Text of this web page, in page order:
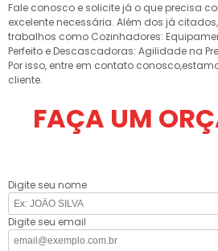
Fale conosco e solicite já o que precisa
excelente necessária. Além dos já
trabalhos como Cozinhadores:
Perfeito e Descascadoras: Agilidade na
Por isso, entre em contato
cliente.
FAÇA UM
Digite seu nome
Digite seu email